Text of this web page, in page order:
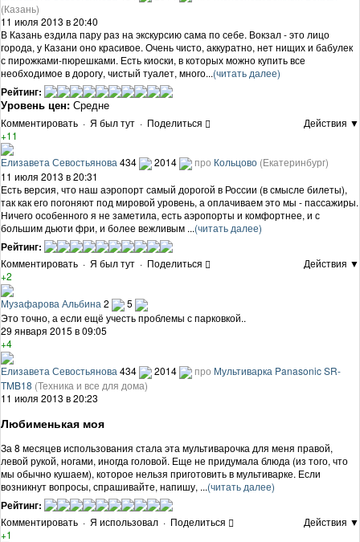
(Казань)
11 июля 2013 в 20:40
В Казань ездила пару раз на экскурсию сама по себе. Вокзал - это лицо
города, у Казани оно красивое. Очень чисто, аккуратно, нет нищих и бабулек
с пирожками-пюрешками. Есть киоски, в которых можно купить все
необходимое в дорогу, чистый туалет, много...(читать далее)
Рейтинг:
Уровень цен: Средне
Комментировать · Я был тут · Поделиться
Действия ▼
+11
Елизавета Севостьянова434 2014 про Кольцово (Екатеринбург)
11 июля 2013 в 20:31
Есть версия, что наш аэропорт самый дорогой в России (в смысле билеты),
так как его погоняют под мировой уровень, а оплачиваем это мы - пассажиры.
Ничего особенного я не заметила, есть аэропорты и комфортнее, и с
большим дьюти фри, и более вежливым ...(читать далее)
Рейтинг:
Комментировать · Я был тут · Поделиться
Действия ▼
+2
Музафарова Альбина 2
5
Это точно, а если ещё учесть проблемы с парковкой..
29 января 2015 в 09:05
+4
Елизавета Севостьянова 434 2014 про Мультиварка Panasonic SR-
TMB18 (Техника и все для дома)
11 июля 2013 в 20:23
Любименькая моя
За 8 месяцев использования стала эта мультиварочка для меня правой,
левой рукой, ногами, иногда головой. Еще не придумала блюда (из того, что
мы обычно кушаем), которое нельзя приготовить в мультиварке. Если
возникнут вопросы, спрашивайте, напишу, ...(читать далее)
Рейтинг:
Комментировать · Я использовал · Поделиться
Действия ▼
+1